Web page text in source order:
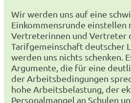
Wir werden uns auf eine
Einkommensrunde einstellen
Vertreterinnen und Vertreter
Tarifgemeinschaft deutscher
werden uns nichts schenken.
Argumente, die für eine
der Arbeitsbedingungen
hohe Arbeitsbelastung, der
Personalmangel an Schulen